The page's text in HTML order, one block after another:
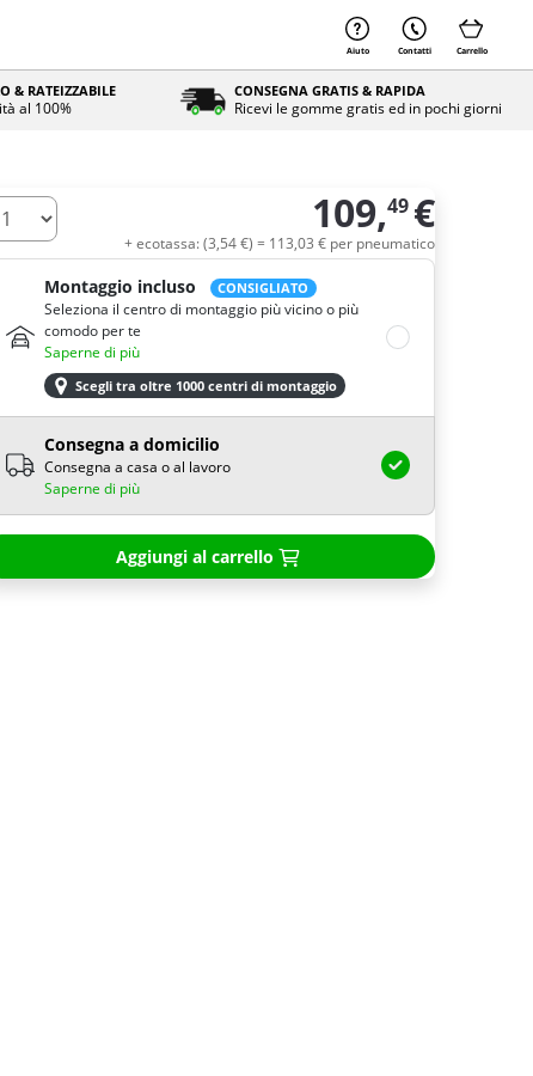
Aiuto Contatti Carrello
& RATEIZZABILE
al 100%
CONSEGNA GRATIS & RAPIDA
Ricevi le gomme gratis ed in pochi giorni
109,49 €
+ ecotassa: (3,54€) = 113,03 € per pneumatico
Montaggio incluso CONSIGLIATO
Seleziona il centro di montaggio più vicino o più
comodo per te
Saperne di più
Scegli tra oltre 1000 centri di montaggio
Consegna a domicilio
Consegna a casa o al lavoro
Saperne di più
Aggiungi al carrello